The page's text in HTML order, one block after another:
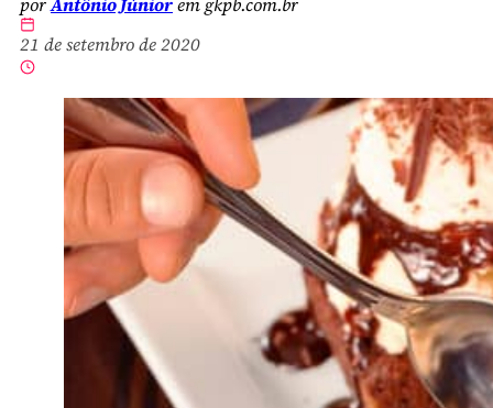
porAntônio Júniorem gkpb.com.br
21 de setembro de 2020